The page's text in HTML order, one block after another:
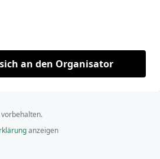
an den Organisator
anzeigen